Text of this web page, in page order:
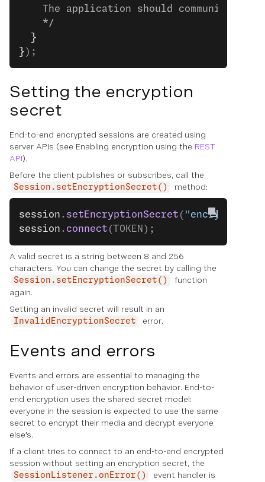
The application should communicate
    */
  }
} );
Setting the encryption
secret
End-to-end encrypted sessions are created using
server APIs (see Enabling encryption using the REST
API).
Before the client publishes or subscribes, call the
Session.setEncryptionSecret() method:
session . setEncryptionSecret ( "encryption-
session . connect (TOKEN);
A valid secret is a string between 8 and 256
characters. You can change the secret by calling the
Session.setEncryptionSecret()
function
again.
Setting an invalid secret will result in an
InvalidEncryptionSecret error.
Events and errors
Events and errors are essential to managing the
behavior of user-driven encryption behavior. End-to-
end encryption uses the shared secret model:
everyone in the session is expected to use the same
secret to encrypt their media and decrypt everyone
else's.
If a client tries to connect to an end-to-end encrypted
session without setting an encryption secret, the
SessionListener.onError()
event handler is